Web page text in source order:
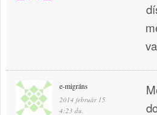
e-migráns
2014 február 15
4:23 du.